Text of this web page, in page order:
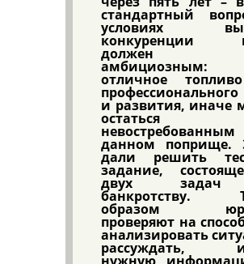
стандартный
условиях
конкуренции
должен
отличное
профессионального
и развития, иначе
остаться
данном поприще.
дали решить
задание,
двух
банкротству.
образом
проверяют на
анализировать
рассуждать,